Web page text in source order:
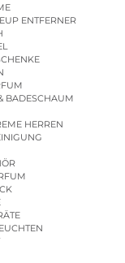
ENTFERNER
BADESCHAUM
HERREN